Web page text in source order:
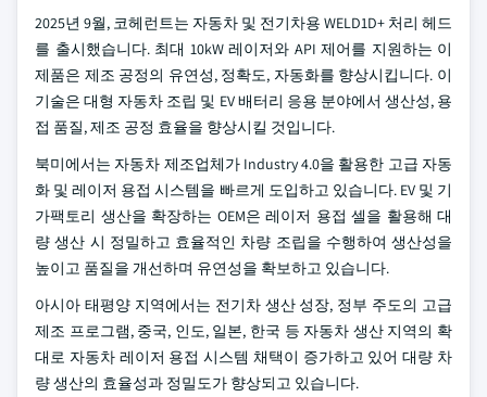
2025년 9월, 코헤런트는 자동차 및 전기차용 WELD1D+ 처리 헤드
를 출시했습니다. 최대 10kW 레이저와 API 제어를 지원하는 이
제품은 제조 공정의 유연성, 정확도, 자동화를 향상시킵니다. 이
기술은 대형 자동차 조립 및 EV 배터리 응용 분야에서 생산성, 용
접 품질, 제조 공정 효율을 향상시킬 것입니다.
북미에서는 자동차 제조업체가 Industry 4.0을 활용한 고급 자동
화 및 레이저 용접 시스템을 빠르게 도입하고 있습니다. EV 및 기
가팩토리 생산을 확장하는 OEM은 레이저 용접 셀을 활용해 대
량 생산 시 정밀하고 효율적인 차량 조립을 수행하여 생산성을
높이고 품질을 개선하며 유연성을 확보하고 있습니다.
아시아 태평양 지역에서는 전기차 생산 성장, 정부 주도의 고급
제조 프로그램, 중국, 인도, 일본, 한국 등 자동차 생산 지역의 확
대로 자동차 레이저 용접 시스템 채택이 증가하고 있어 대량 차
량 생산의 효율성과 정밀도가 향상되고 있습니다.